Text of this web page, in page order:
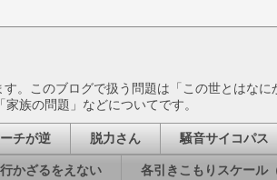
。このブログで扱う問題は「この世とはな
族の問題」などについてです。
チが逆 脱力さん 騒音サイコパス
かざるをえない 各引きこもりスケール